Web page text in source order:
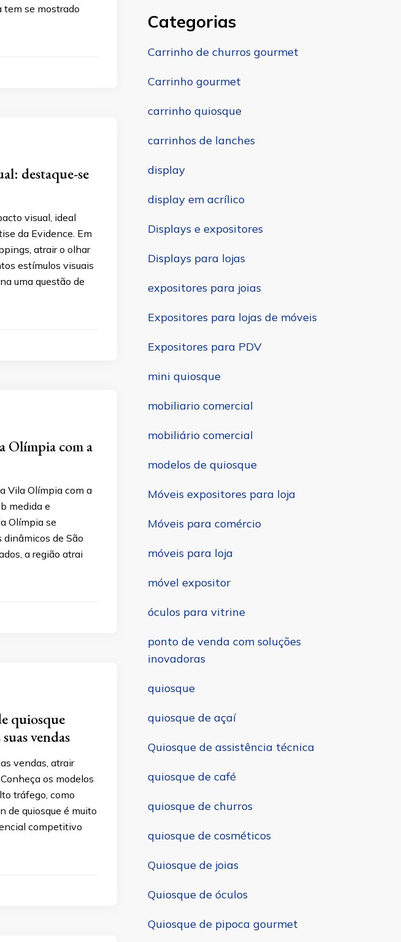
tem se mostrado
destaque-se
visual, ideal
da Evidence. Em
atrair o olhar
estímulos visuais
uma questão de
Olímpia com a
Vila Olímpia com a
medida e
Olímpia se
dinâmicos de São
a região atrai
quiosque
vendas
vendas, atrair
os modelos
tráfego, como
de quiosque é muito
competitivo
Categorias
Carrinho de churros gourmet
Carrinho gourmet
carrinho quiosque
carrinhos de lanches
display
display em acrílico
Displays e expositores
Displays para lojas
expositores para joias
Expositores para lojas de móveis
Expositores para PDV
mini quiosque
mobiliario comercial
mobiliário comercial
modelos de quiosque
Móveis expositores para loja
Móveis para comércio
móveis para loja
móvel expositor
óculos para vitrine
ponto de venda com soluções
inovadoras
quiosque
quiosque de açaí
Quiosque de assistência técnica
quiosque de café
quiosque de churros
quiosque de cosméticos
Quiosque de joias
Quiosque de óculos
Quiosque de pipoca gourmet